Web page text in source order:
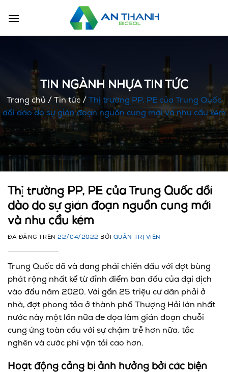
đến
TIN NGÀNH NHỰA TIN TỨC
Trang chủ / Tin tức / Thị trường PP, PE của Trung Quốc
dồi dào do sự gián đoạn nguồn cung mới và nhu cầu kém
Thị trường PP, PE của Trung Quốc dồi
dào do sự gián đoạn nguồn cung mới
và nhu cầu kém
ĐÃ ĐĂNG TRÊN22/04/2022 BỞI QUẢN TRỊ VIÊN
Trung Quốc đã và đang phải chiến đấu với đợt bùng
phát rộng nhất kể từ đỉnh điểm ban đầu của đại dịch
vào đầu năm 2020. Với gần 25 triệu cư dân phải ở
nhà, đợt phong tỏa ở thành phố Thượng Hải lớn nhất
nước này một lần nữa đe dọa làm gián đoạn chuỗi
cung ứng toàn cầu với sự chậm trễ hơn nữa, tắc
nghẽn và cước phí vận tải cao hơn.
Hoạt động cảng bị ảnh hưởng bởi các biện